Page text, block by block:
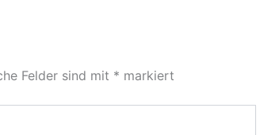
Felder sind mit * markiert